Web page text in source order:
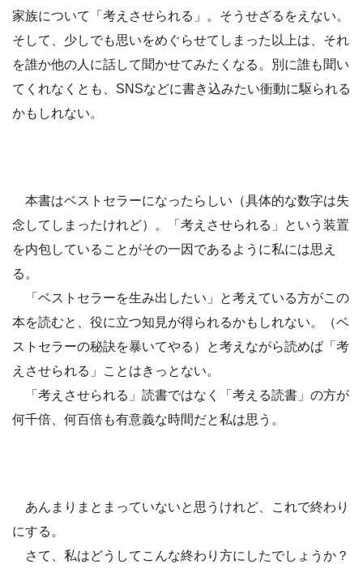
家族について「考えさせられる」。そうせざるをえない。
そして、少しでも思いをめぐらせてしまった以上は、それ
を誰か他の人に話して聞かせてみたくなる。別に誰も聞い
てくれなくとも、SNSなどに書き込みたい衝動に駆られる
かもしれない。
本書はベストセラーになったらしい（具体的な数字は失
念してしまったけれど）。「考えさせられる」という装置
を内包していることがその一因であるように私には思え
る。
「ベストセラーを生み出したい」と考えている方がこの
本を読むと、役に立つ知見が得られるかもしれない。（ベ
ストセラーの秘訣を暴いてやる）と考えながら読めば「考
えさせられる」ことはきっとない。
「考えさせられる」読書ではなく「考える読書」の方が
何千倍、何百倍も有意義な時間だと私は思う。
あんまりまとまっていないと思うけれど、これで終わり
にする。
さて、私はどうしてこんな終わり方にしたでしょうか？